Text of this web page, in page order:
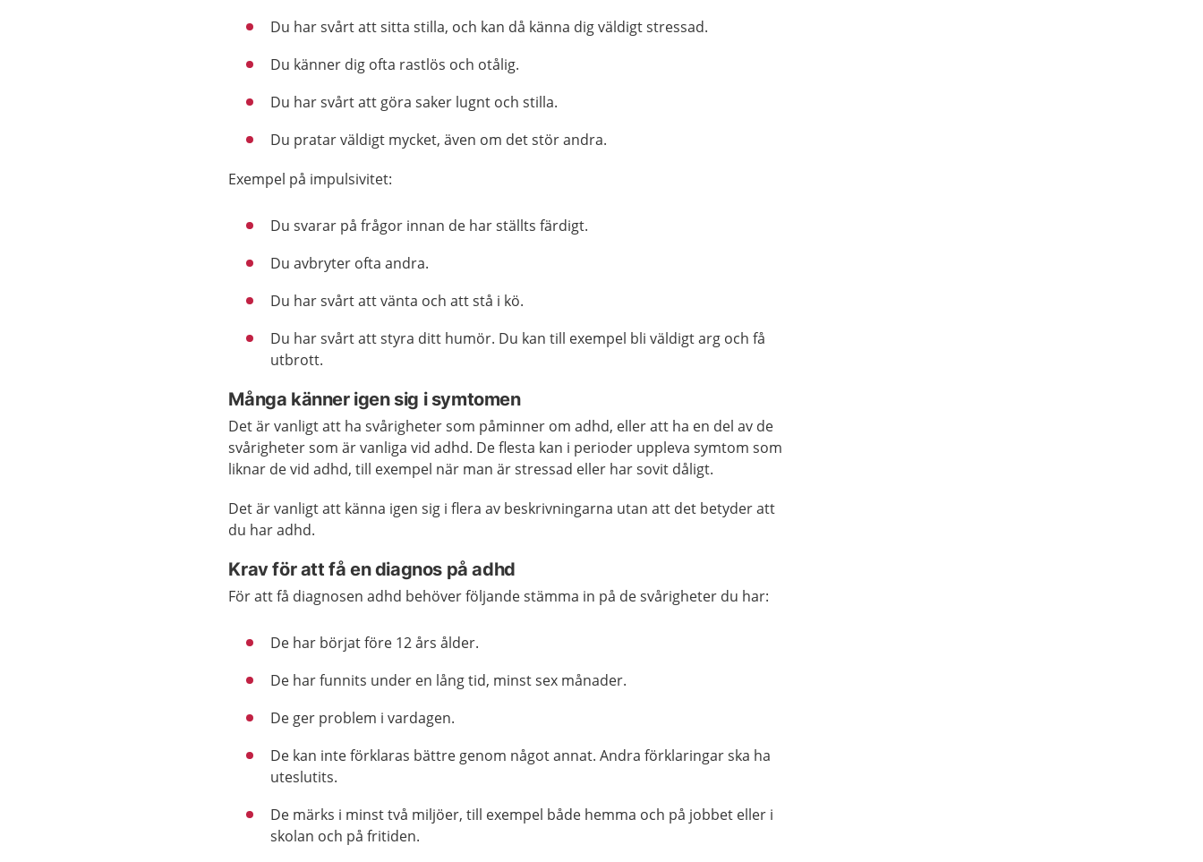
Du har svårt att sitta stilla, och kan då känna dig väldigt stressad.
Du känner dig ofta rastlös och otålig.
Du har svårt att göra saker lugnt och stilla.
Du pratar väldigt mycket, även om det stör andra.
Exempel på impulsivitet:
Du svarar på frågor innan de har ställts färdigt.
Du avbryter ofta andra.
Du har svårt att vänta och att stå i kö.
Du har svårt att styra ditt humör. Du kan till exempel bli väldigt arg och få
utbrott.
Många känner igen sig i symtomen
Det är vanligt att ha svårigheter som påminner om adhd, eller att ha en del av de
svårigheter som är vanliga vid adhd. De flesta kan i perioder uppleva symtom som
liknar de vid adhd, till exempel när man är stressad eller har sovit dåligt.
Det är vanligt att känna igen sig i flera av beskrivningarna utan att det betyder att
du har adhd.
Krav för att få en diagnos på adhd
För att få diagnosen adhd behöver följande stämma in på de svårigheter du har:
De har börjat före 12 års ålder.
De har funnits under en lång tid, minst sex månader.
De ger problem i vardagen.
De kan inte förklaras bättre genom något annat. Andra förklaringar ska ha
uteslutits.
De märks i minst två miljöer, till exempel både hemma och på jobbet eller i
skolan och på fritiden.